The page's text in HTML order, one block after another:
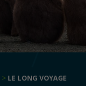
> LE LONG VOYAGE